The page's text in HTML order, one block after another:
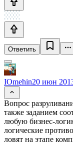
Ответить
IOmehin20 июн
Вопрос
также заданием
любую бизнес-
логические
ловят на этапе